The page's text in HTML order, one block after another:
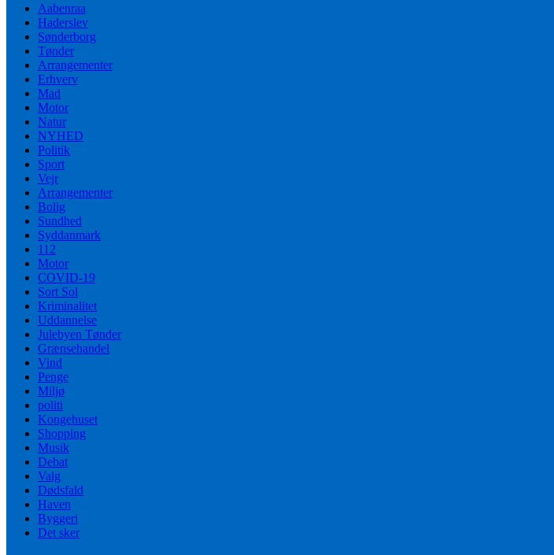
Aabenraa
Haderslev
Sønderborg
Tønder
Arrangementer
Erhverv
Mad
Motor
Natur
NYHED
Politik
Sport
Vejr
Arrangementer
Bolig
Sundhed
Syddanmark
112
Motor
COVID-19
Sort Sol
Kriminalitet
Uddannelse
Julebyen Tønder
Grænsehandel
Vind
Penge
Miljø
politi
Kongehuset
Shopping
Musik
Debat
Valg
Dødsfald
Haven
Byggeri
Det sker